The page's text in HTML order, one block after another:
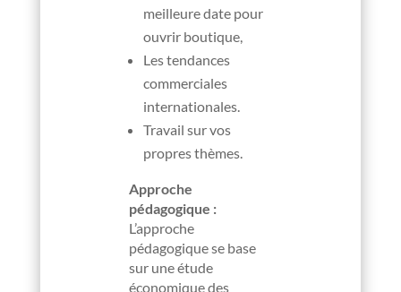
meilleure date pour
ouvrir boutique,
Les tendances
commerciales
internationales.
Travail sur vos
propres thèmes.
Approche
pédagogique :
L’approche
pédagogique se base
sur une étude
économique des